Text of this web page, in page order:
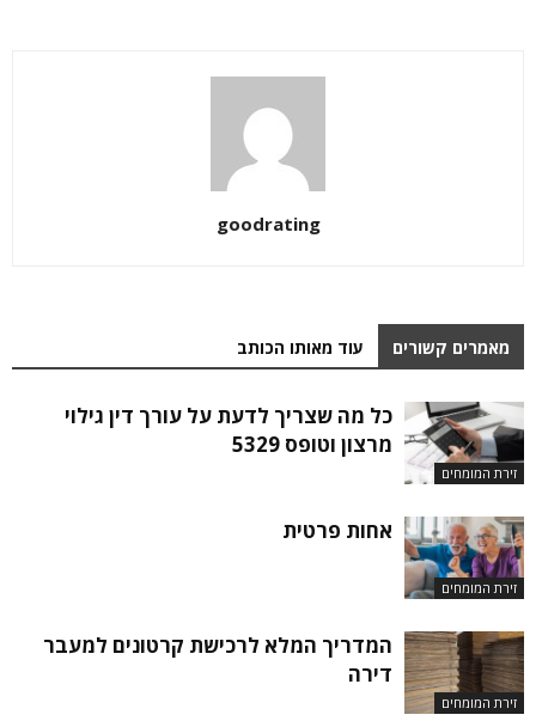
goodrating
מאמרים קשורים עוד מאותו הכותב
זירת המומחים
כל מה שצריך לדעת על עורך דין גילוי
מרצון וטופס 5329
זירת המומחים
אחות פרטית
זירת המומחים
המדריך המלא לרכישת קרטונים למעבר
דירה